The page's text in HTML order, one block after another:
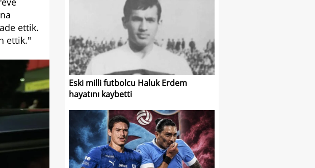
ettik.
ettik."
Eski milli futbolcu Haluk Erdem
hayatını kaybetti